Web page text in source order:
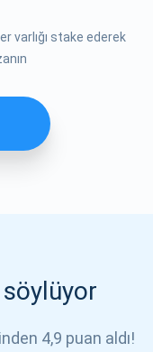
varlığı stake ederek
4,9 puan aldı!